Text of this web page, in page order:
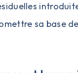
sa base